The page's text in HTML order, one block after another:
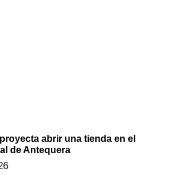
abrir una tienda en el
de Antequera